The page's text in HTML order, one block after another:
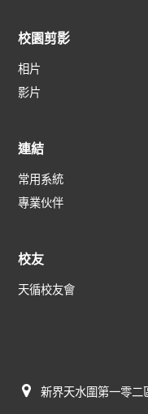
校園剪影
相片
影片
連結
常用系統
專業伙伴
校友
天循校友會
新界天水圍第一零二